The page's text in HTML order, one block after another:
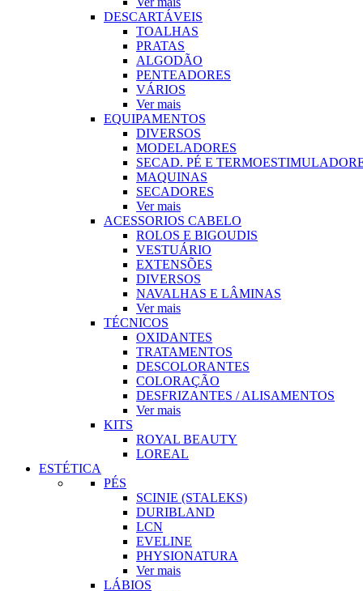
DESCARTÁVEIS
TOALHAS
PRATAS
ALGODÃO
PENTEADORES
VÁRIOS
Ver mais
EQUIPAMENTOS
DIVERSOS
MODELADORES
SECAD. PÉ E
MAQUINAS
SECADORES
Ver mais
ACESSORIOS CABELO
ROLOS E BIGOUDIS
VESTUÁRIO
EXTENSÕES
DIVERSOS
NAVALHAS E LÂMINAS
Ver mais
TÉCNICOS
OXIDANTES
TRATAMENTOS
DESCOLORANTES
COLORAÇÃO
DESFRIZANTES / ALISAMENTOS
Ver mais
KITS
ROYAL BEAUTY
LOREAL
ESTÉTICA
PÉS
SCINIE (STALEKS)
DURIBLAND
LCN
EVELINE
PHYSIONATURA
Ver mais
LÁBIOS